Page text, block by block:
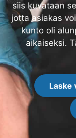
siis kuvataan
jotta asiakas
kunto oli
aikaiseksi.
Laske